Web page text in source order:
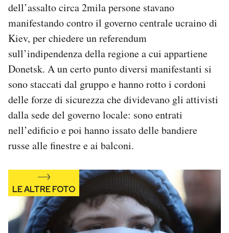
dell’assalto circa 2mila persone stavano
manifestando contro il governo centrale ucraino di
Kiev, per chiedere un referendum
sull’indipendenza della regione a cui appartiene
Donetsk. A un certo punto diversi manifestanti si
sono staccati dal gruppo e hanno rotto i cordoni
delle forze di sicurezza che dividevano gli attivisti
dalla sede del governo locale: sono entrati
nell’edificio e poi hanno issato delle bandiere
russe alle finestre e ai balconi.